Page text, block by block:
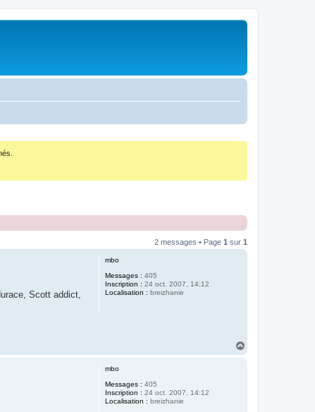
2 messages • Page 1 sur 1
mbo
Messages : 405
Inscription : 24 oct. 2007, 14:12
Localisation : breizhanie
Scott addict,
mbo
Messages : 405
Inscription : 24 oct. 2007, 14:12
Localisation : breizhanie